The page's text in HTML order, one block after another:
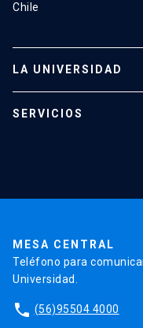
Chile
LA UNIVERSIDAD
SERVICIOS
MESA CENTRAL
Teléfono para
Universidad.
phone (56)95504 4000